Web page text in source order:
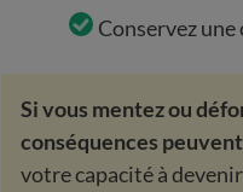
Conservez
Si vous mentez ou
conséquences
votre capacité à